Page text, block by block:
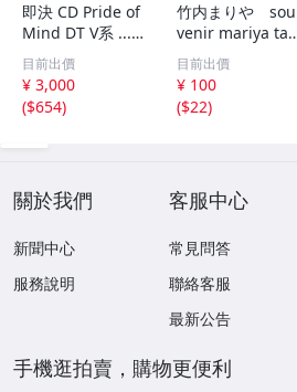
即決 CD Pride of
Mind DT V系 ......
プライド・オブ・
マインド プライ
ドオブマインド
...VV...
目前出價
¥ 3,000
($654)
竹内まりや sou
venir mariya tak
euchi live
目前出價
¥ 100
($22)
關於我們
新聞中心
服務說明
客服中心
常見問答
聯絡客服
最新公告
手機逛拍賣，購物更便利